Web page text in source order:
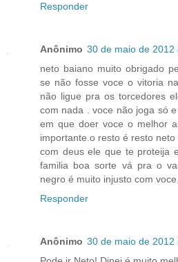
Responder
Anônimo 30 de maio de 2012
neto baiano muito obrigado
se não fosse voce o vitoria
não ligue pra os torcedores
com nada . voce não joga só
em que doer voce o melhor
importante.o resto é resto
com deus ele que te proteija
familia boa sorte vá pra o
negro é muito injusto com voce.
Responder
Anônimo 30 de maio de 2012